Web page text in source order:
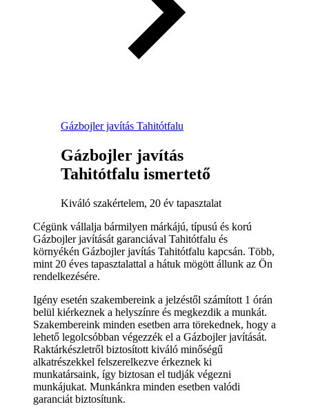
Gázbojler javítás Tahitótfalu
Gázbojler javítás
Tahitótfalu ismertető
Kiváló szakértelem, 20 év tapasztalat
Cégünk vállalja bármilyen márkájú, típusú és korú
Gázbojler javítását garanciával Tahitótfalu és
környékén Gázbojler javítás Tahitótfalu kapcsán. Több,
mint 20 éves tapasztalattal a hátuk mögött állunk az Ön
rendelkezésére.
Igény esetén szakembereink a jelzéstől számított 1 órán
belül kiérkeznek a helyszínre és megkezdik a munkát.
Szakembereink minden esetben arra törekednek, hogy a
lehető legolcsóbban végezzék el a Gázbojler javítását.
Raktárkészletről biztosított kiváló minőségű
alkatrészekkel felszerelkezve érkeznek ki
munkatársaink, így biztosan el tudják végezni
munkájukat. Munkánkra minden esetben valódi
garanciát biztosítunk.